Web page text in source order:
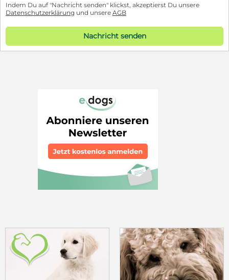
Indem Du auf "Nachricht senden" klickst, akzeptierst Du unsere
Datenschutzerklärung und unsere AGB
Nachricht senden